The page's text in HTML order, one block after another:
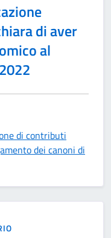
di aver
al
di contributi
dei canoni di